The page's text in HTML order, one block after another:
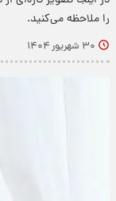
را ملاحظه می‌کنید.
۳۰ شهریور ۱۴۰۴